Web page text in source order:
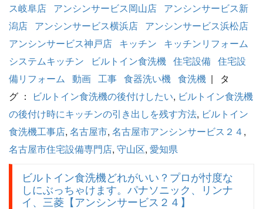
ス岐阜店 アンシンサービス岡山店 アンシンサービス新
潟店 アンシンサービス横浜店 アンシンサービス浜松店
アンシンサービス神戸店 キッチン
キッチンリフォーム
システムキッチン
ビルトイン食洗機 住宅設備 住宅設
備リフォーム 動画 工事 食器洗い機 食洗機 | タ
グ ：
ビルトイン食洗機の後付けしたい, ビルトイン食洗機
の後付け時にキッチンの引き出しを残す方法, ビルトイン
食洗機工事店, 名古屋市, 名古屋市アンシンサービス２４,
名古屋市住宅設備専門店, 守山区, 愛知県
ビルトイン食洗機どれがいい？プロが忖度な
しにぶっちゃけます。パナソニック、リンナ
イ、三菱【アンシンサービス２４】